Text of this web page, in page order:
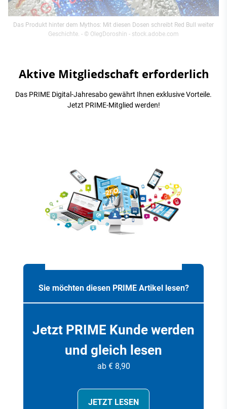
Das Produkt hinter dem Mythos: Mit diesen Dosen schreibt Red Bull weiter
Geschichte. - © OlegDoroshin - stock.adobe.com
Aktive Mitgliedschaft erforderlich
Das PRIME Digital-Jahresabo gewährt Ihnen exklusive Vorteile.
Jetzt PRIME-Mitglied werden!
Sie möchten diesen PRIME Artikel lesen?
Jetzt PRIME Kunde werden
und gleich lesen
ab € 8,90
JETZT LESEN